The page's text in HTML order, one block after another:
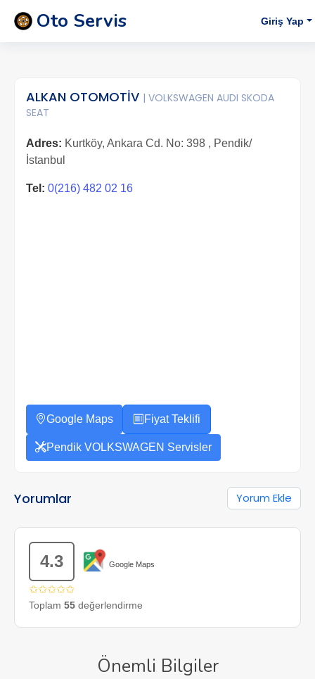
Oto Servis Giriş Yap
ALKAN OTOMOTİV | VOLKSWAGEN AUDI SKODA
SEAT
Adres: Kurtköy, Ankara Cd. No: 398 , Pendik/
İstanbul
Tel: 0(216) 482 02 16
Google Maps Fiyat Teklifi
Pendik VOLKSWAGEN Servisler
Yorumlar Yorum Ekle
4.3 Google Maps
✩✩✩✩✩
Toplam 55 değerlendirme
Önemli Bilgiler